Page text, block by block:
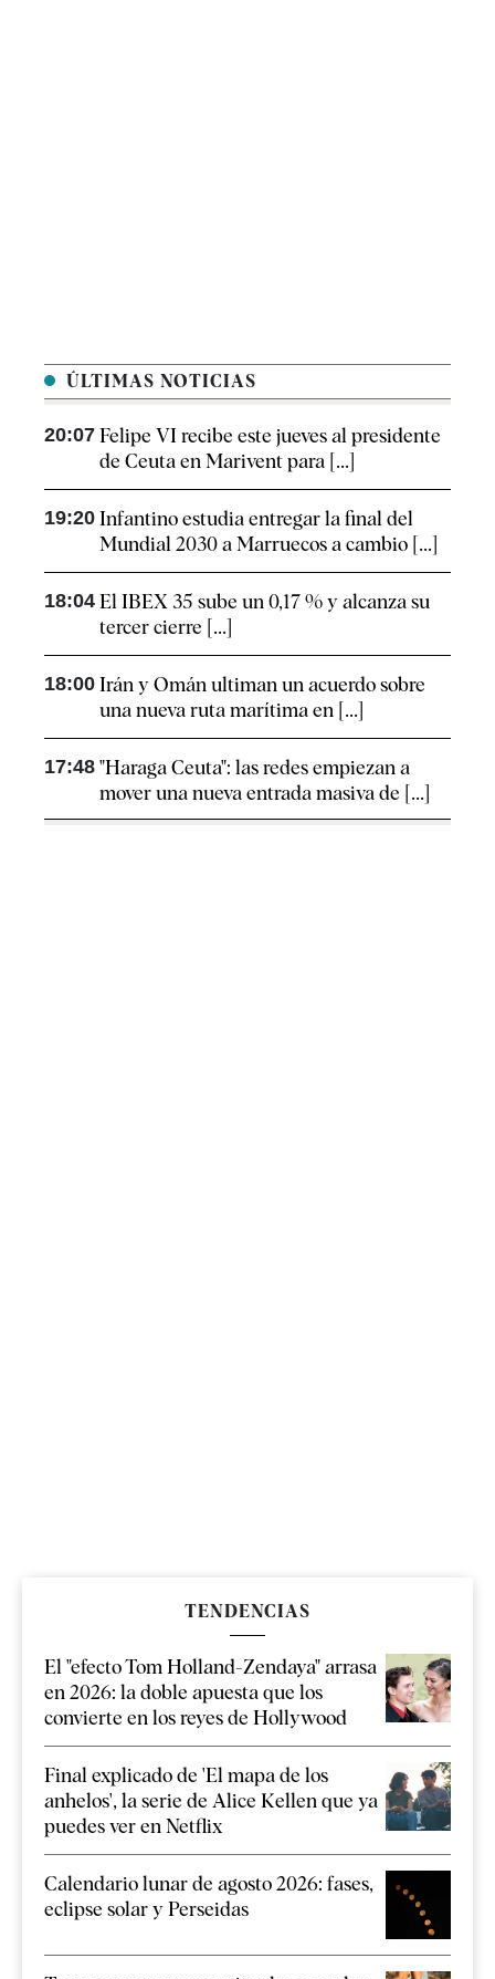
ÚLTIMAS NOTICIAS
20:07 Felipe VI recibe este jueves al presidente
de Ceuta en Marivent para [...]
19:20 Infantino estudia entregar la final del
Mundial 2030 a Marruecos a cambio [...]
18:04 El IBEX 35 sube un 0,17 % y alcanza su
tercer cierre [...]
18:00 Irán y Omán ultiman un acuerdo sobre
una nueva ruta marítima en [...]
17:48 "Haraga Ceuta": las redes empiezan a
mover una nueva entrada masiva de [...]
TENDENCIAS
El "efecto Tom Holland-Zendaya" arrasa
en 2026: la doble apuesta que los
convierte en los reyes de Hollywood
Final explicado de 'El mapa de los
anhelos', la serie de Alice Kellen que ya
puedes ver en Netflix
Calendario lunar de agosto 2026: fases,
eclipse solar y Perseidas